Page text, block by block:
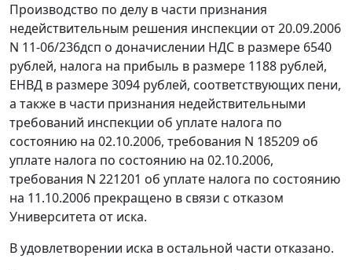
Производство по делу в части признания
недействительным решения инспекции от 20.09.2006
N 11-06/236дсп о доначислении НДС в размере 6540
рублей, налога на прибыль в размере 1188 рублей,
ЕНВД в размере 3094 рублей, соответствующих пени,
а также в части признания недействительными
требований инспекции об уплате налога по
состоянию на 02.10.2006, требования N 185209 об
уплате налога по состоянию на 02.10.2006,
требования N 221201 об уплате налога по состоянию
на 11.10.2006 прекращено в связи с отказом
Университета от иска.
В удовлетворении иска в остальной части отказано.